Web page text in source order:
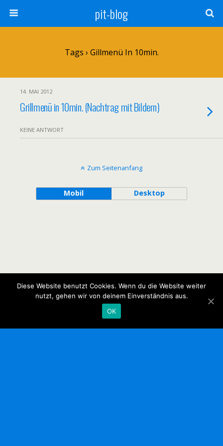
pit-blog
Tags › Gillmenü In 10min.
14. MAI 2012
Grillmenü in 10min. (Nachtrag mit Bildern)
KEINE ANTWORT
Zum Seitenanfang
Mobil Desktop
Diese Website benutzt Cookies. Wenn du die Website weiter
nutzt, gehen wir von deinem Einverständnis aus.
OK